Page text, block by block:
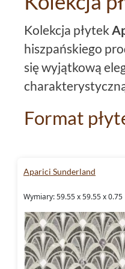
Kolekcja płytek
hiszpańskiego
się wyjątkową
Format
płytek sprawia,
dużych
Rodzaj
Aparici Sunderland
Wymiary: 59.55 x 59.55 x 0.75